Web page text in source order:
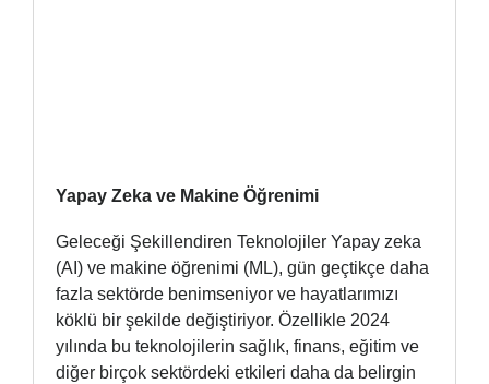
Yapay Zeka ve Makine Öğrenimi
Geleceği Şekillendiren Teknolojiler Yapay zeka
(AI) ve makine öğrenimi (ML), gün geçtikçe daha
fazla sektörde benimseniyor ve hayatlarımızı
köklü bir şekilde değiştiriyor. Özellikle 2024
yılında bu teknolojilerin sağlık, finans, eğitim ve
diğer birçok sektördeki etkileri daha da belirgin